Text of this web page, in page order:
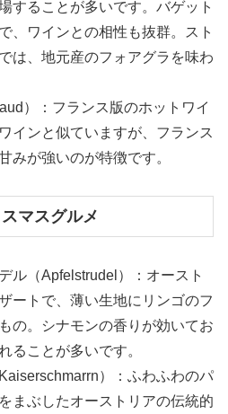
することが多いです。バゲット
、ワインとの相性も抜群。スト
は、地元産のフォアグラを味わ
）：フランス版のホットワイ
インと似ていますが、フランス
みが強いのが特徴です。
マスグルメ
ル（Apfelstrudel）：オースト
ートで、薄い生地にリンゴのフ
の。シナモンの香りが効いてお
ることが多いです。
）：ふわふわのパ
まぶしたオーストリアの伝統的